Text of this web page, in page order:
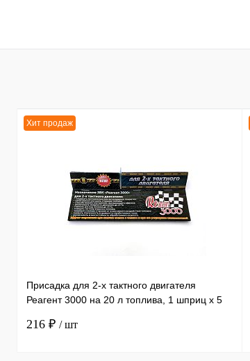
К сравнению
Хит продаж
Присадка для 2-х тактного двигателя
Реагент 3000 на 20 л топлива, 1 шприц х 5
216 ₽ / шт